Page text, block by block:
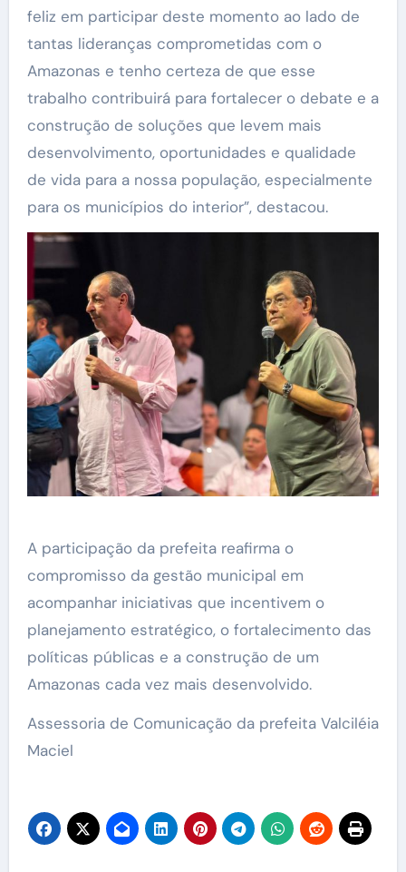
feliz em participar deste momento ao lado de
tantas lideranças comprometidas com o
Amazonas e tenho certeza de que esse
trabalho contribuirá para fortalecer o debate e a
construção de soluções que levem mais
desenvolvimento, oportunidades e qualidade
de vida para a nossa população, especialmente
para os municípios do interior”, destacou.
A participação da prefeita reafirma o
compromisso da gestão municipal em
acompanhar iniciativas que incentivem o
planejamento estratégico, o fortalecimento das
políticas públicas e a construção de um
Amazonas cada vez mais desenvolvido.
Assessoria de Comunicação da prefeita Valciléia
Maciel